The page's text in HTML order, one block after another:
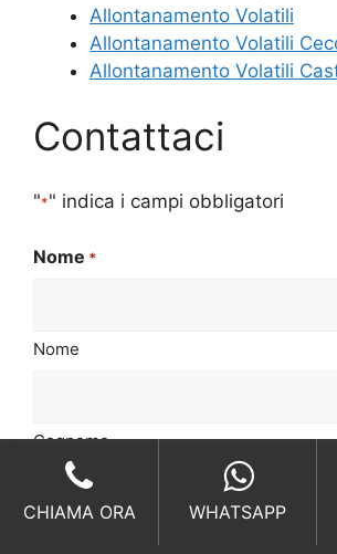
Allontanamento Volatili
Allontanamento Volatili
Allontanamento Volatili
Contattaci
"*" indica i campi obbligatori
Nome *
Nome
Cognome
Email *
CHIAMA ORA WHATSAPP